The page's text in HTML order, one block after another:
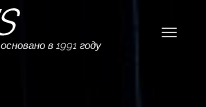
основано в 1991 году